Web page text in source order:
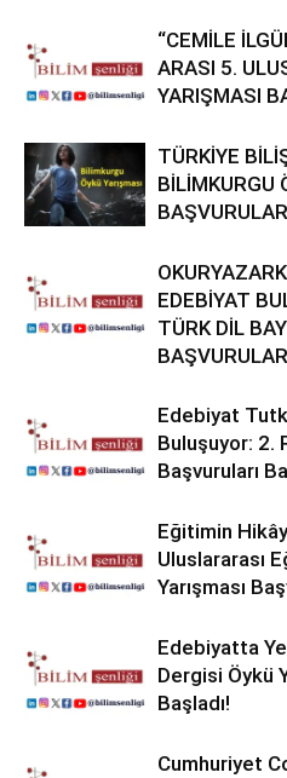
“CEMİLE
ARASI 5.
YARIŞMASI
TÜRKİYE
BİLİMKURGU
EDEBİYAT
TÜRK DİL
Edebiyat
Buluşuyor: 2.
Başvuruları
Eğitimin
Uluslararası
Yarışması
Edebiyatta
Dergisi Öykü
Başladı!
Cumhuriyet